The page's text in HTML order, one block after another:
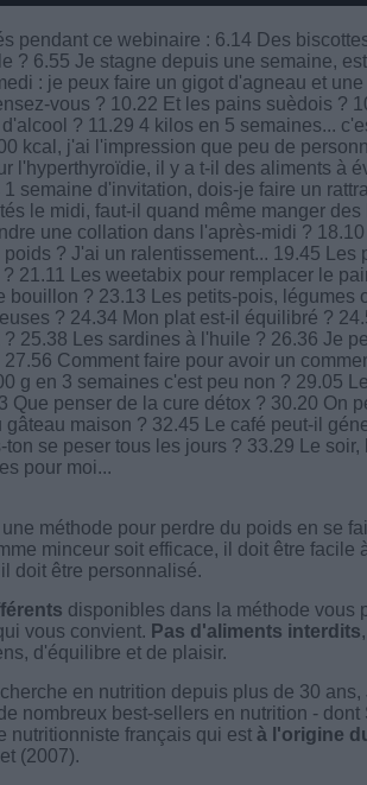
pendant ce webinaire : 6.14 Des
? 6.55 Je stagne depuis une semaine,
: je peux faire un gigot d'agneau et
vous ? 10.22 Et les pains suèdois ?
? 11.29 4 kilos en 5 semaines...
kcal, j'ai l'impression que peu de
l'hyperthyroïdie, il y a t-il des aliments à
semaine d'invitation, dois-je faire un
le midi, faut-il quand même manger des
une collation dans l'après-midi ?
poids ? J'ai un ralentissement... 19.45 Les
21.11 Les weetabix pour remplacer le
bouillon ? 23.13 Les petits-pois, légumes
? 24.34 Mon plat est-il équilibré ?
25.38 Les sardines à l'huile ? 26.36 Je
Comment faire pour avoir un
g en 3 semaines c'est peu non ? 29.05
Que penser de la cure détox ? 30.20 On
gâteau maison ? 32.45 Le café peut-il
se peser tous les jours ? 33.29 Le soir,
pour moi...
méthode pour perdre du poids en se
minceur soit efficace, il doit être facile
doit être personnalisé.
disponibles dans la méthode vous
vous convient. Pas d'aliments interdits
d'équilibre et de plaisir.
en nutrition depuis plus de 30 ans,
nombreux best-sellers en nutrition - dont
nutritionniste français qui est à l'origine
(2007).